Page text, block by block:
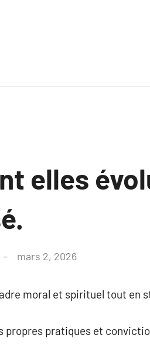
elles
mars 2, 2026
moral et spirituel tout en
propres pratiques et